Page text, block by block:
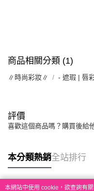
商品相關分類 (1)
∥時尚彩妝∥ - 遮瑕 | 唇
評價
喜歡這個商品嗎？購買後給
本分類熱銷全站排行
本網站中使用 cookie，欲查詢有